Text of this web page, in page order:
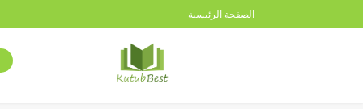
الصفحة الرئيسية